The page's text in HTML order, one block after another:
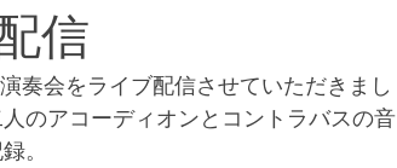
信
奏会をライブ配信させていただきまし
のアコーディオンとコントラバスの音
。